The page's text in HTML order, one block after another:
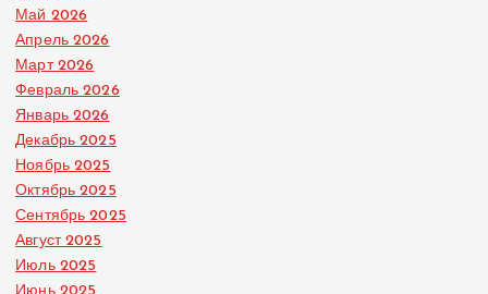
Май 2026
Апрель 2026
Март 2026
Февраль 2026
Январь 2026
Декабрь 2025
Ноябрь 2025
Октябрь 2025
Сентябрь 2025
Август 2025
Июль 2025